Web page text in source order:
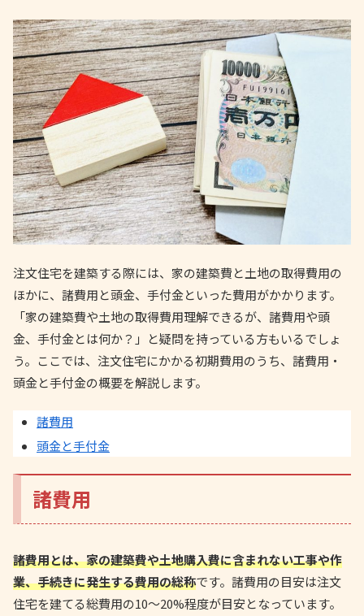
注文住宅を建築する際には、家の建築費と土地の取得費用の
ほかに、諸費用と頭金、手付金といった費用がかかります。
「家の建築費や土地の取得費用理解できるが、諸費用や頭
金、手付金とは何か？」と疑問を持っている方もいるでしょ
う。ここでは、注文住宅にかかる初期費用のうち、諸費用・
頭金と手付金の概要を解説します。
諸費用
頭金と手付金
諸費用
諸費用とは、家の建築費や土地購入費に含まれない工事や作
業、手続きに発生する費用の総称です。諸費用の目安は注文
住宅を建てる総費用の10〜20%程度が目安となっています。